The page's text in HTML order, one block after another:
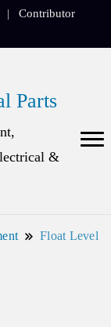
Contributor
Parts
&
Float Level